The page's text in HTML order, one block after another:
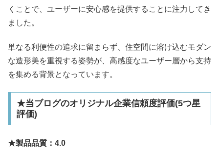
くことで、ユーザーに安心感を提供することに注力してき
ました。
単なる利便性の追求に留まらず、住空間に溶け込むモダン
な造形美を重視する姿勢が、高感度なユーザー層から支持
を集める背景となっています。
★当ブログのオリジナル企業信頼度評価(5つ星
評価)
★製品品質：4.0